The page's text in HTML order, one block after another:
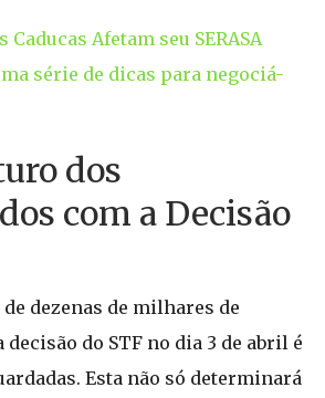
Caducas Afetam seu SERASA
série de dicas para negociá-
dos
com a Decisão
dezenas de milhares de
do STF no dia 3 de abril é
Esta não só determinará